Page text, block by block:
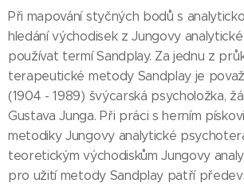
Při mapování styčných bodů s
hledání východisek z Jungovy
používat termí Sandplay. Za jednu z
terapeutické metody Sandplay je
(1904 - 1989) švýcarská psycholožka,
Gustava Junga. Při práci s herním
metodiky Jungovy analytické
teoretickým východiskům Jungovy
pro užití metody Sandplay patří